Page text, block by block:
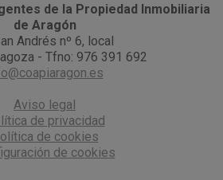
de la Propiedad Inmobiliaria
de Aragón
Andrés nº 6, local
- Tfno: 976 391 692
Aviso legal
de privacidad
de cookies
de cookies